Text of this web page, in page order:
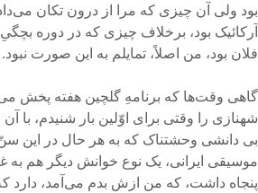
بود ولی آن چیزی که مرا از درون تکان
آرکائیک بود، برخلاف چیزی که در دوره
فلان بود، من اصلاً، تمایلم به این صورت نبود.
شهنازی را وقتی برای اوّلین بار شنیدم،
بی دانشی وحشتناک که به هر حال در این
موسیقی ایرانی، یک نوع خوانش دیگر هم
پنجاه داشت، که من ازش بدم می‌آمد، دارد